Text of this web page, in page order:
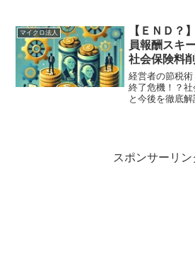
ていきます。
は、労災保険
マイクロ法人
【ＥＮＤ？
員報酬スキ
社会保険料
を徹底解説
経営者の節税
終了危機！？
と今後を徹底
スポンサーリン